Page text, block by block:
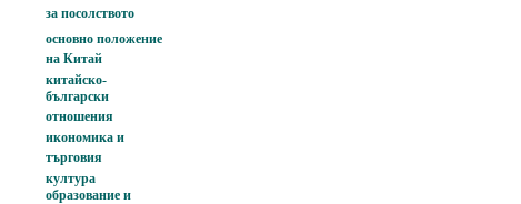
за посолството
основно положение
на Китай
китайско-
български
отношения
икономика и
търговия
култура
образование и